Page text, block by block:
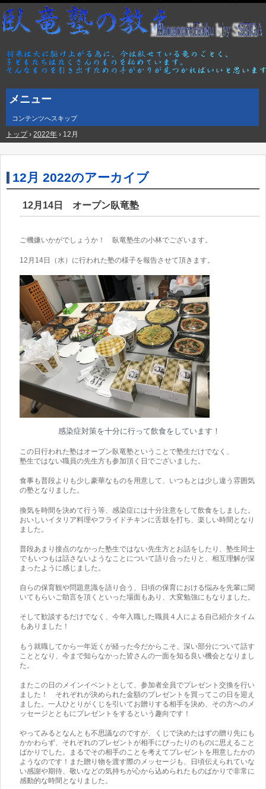
メニュー
コンテンツへスキップ
トップ › 2022年 › 12月
12月 2022のアーカイブ
12月14日 オープン臥竜塾
ご機嫌いかがでしょうか！ 臥竜塾生の小林でございます。
12月14日（水）に行われた塾の様子を報告させて頂きます。
感染症対策を十分に行って飲食をしています！
この日行われた塾はオープン臥竜塾ということで塾生だけでなく、
塾生ではない職員の先生方も参加頂く日でございました。
食事も普段よりも少し豪華なものを用意して、いつもとは少し違う雰囲気
の塾となりました。
換気を時間を決めて行う等、感染症には十分注意をして飲食をしました。
おいしいイタリア料理やフライドチキンに舌鼓を打ち、楽しい時間となり
ました。
普段あまり接点のなかった塾生ではない先生方とお話をしたり、塾生同士
でもいつもは話さないようなことについて語り合ったりと、相互理解が深
まったように感じました。
自らの保育観や問題意識を語り合う、日頃の保育における悩みを先輩に聞
いてもらいご助言を頂くといった場面もあり、大変勉強にもなりました。
そして歓談するだけでなく、今年入職した職員４人による自己紹介タイム
もありました！
もう就職してから一年近くが経った今だからこそ、深い部分について話す
こととなり、今まで知らなかった皆さんの一面を知る良い機会となりまし
た。
またこの日のメインイベントとして、参加者全員でプレゼント交換を行い
ました！ それぞれが決められた金額のプレゼントを買ってこの日を迎え
ました。一人ひとりがくじを引いてお贈りする相手を決め、その方へのメ
ッセージとともにプレゼントをするという趣向です！
やってみるとなんとも不思議なのですが、くじで決めたはずの贈り先にも
かかわらず、それぞれのプレゼントが相手にぴったりのものに思えること
ばかりでした。まるでその相手のことを考えてプレゼントを用意したかの
ようなのです！また贈り物を渡す際のメッセージも、日頃伝えられていな
い感謝や期待、敬いなどの気持ちが心から込められたものばかりで非常に
感動的な時間となりました。